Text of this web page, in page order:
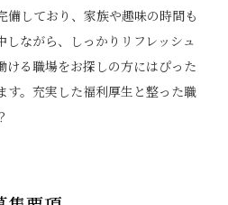
備しており、家族や趣味の時間も
ながら、しっかりリフレッシュ
ける職場をお探しの方にはぴった
す。充実した福利厚生と整った職